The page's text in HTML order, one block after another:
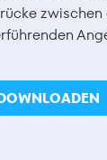
zwischen